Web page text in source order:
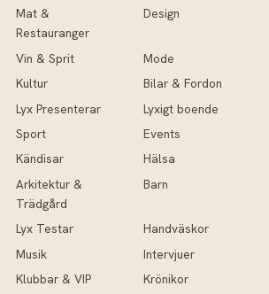
Mat &
Restauranger
Design
Vin & Sprit Mode
Kultur
Bilar & Fordon
Lyx Presenterar
Lyxigt boende
Sport
Events
Kändisar
Hälsa
Arkitektur &
Trädgård
Barn
Lyx Testar Handväskor
Musik
Intervjuer
Klubbar & VIP
Krönikor